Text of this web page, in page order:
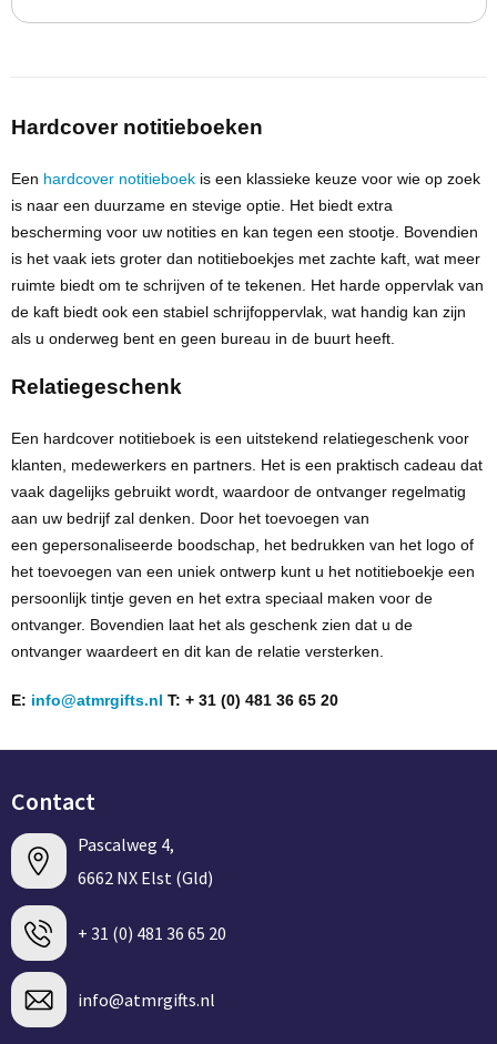
Hardcover notitieboeken
Een hardcover notitieboekis een klassieke keuzevoor wie op zoek
is naar een duurzame en stevige optie. Het biedt extra
bescherming voor uw notitiesen kan tegen een stootje. Bovendien
is het vaak iets groter dan notitieboekjes met zachte kaft, wat meer
ruimte biedt om te schrijven of te tekenen. Het harde oppervlak van
de kaft biedt ook een stabiel schrijfoppervlak, wat handig kan zijn
als u onderweg bent en geen bureau in de buurt heeft.
Relatiegeschenk
Een hardcover notitieboek is een uitstekend relatiegeschenkvoor
klanten, medewerkers en partners. Het is een praktisch cadeau dat
vaak dagelijks gebruikt wordt, waardoor de ontvanger regelmatig
aan uw bedrijf zal denken. Door het toevoegen van
een gepersonaliseerdeboodschap, het bedrukken van het logo of
het toevoegen van een uniek ontwerpkunt u het notitieboekje een
persoonlijk tintje geven en het extra speciaal maken voor de
ontvanger. Bovendien laat het als geschenk zien dat u de
ontvanger waardeert en dit kan de relatie versterken.
E: info@atmrgifts.nl T: + 31 (0) 481 36 65 20
Contact
Pascalweg 4,
6662 NX Elst (Gld)
+ 31 (0) 481 36 65 20
info@atmrgifts.nl